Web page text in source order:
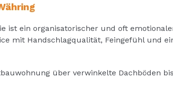
ein organisatorischer und oft
mit Handschlagqualität, Feingefühl und
über verwinkelte Dachböden